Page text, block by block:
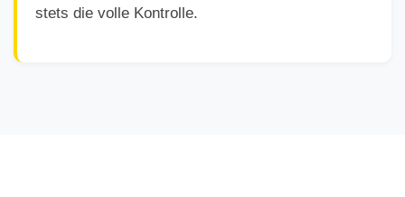
stets die volle Kontrolle.